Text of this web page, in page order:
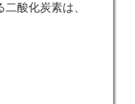
酸化炭素は、